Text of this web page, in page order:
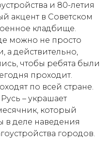
и 80-летия
акцент в Советском
кладбище.
можно не просто
а действительно,
чтобы ребята были
проходит.
по всей стране.
– украшает
который
в деле наведения
городов.